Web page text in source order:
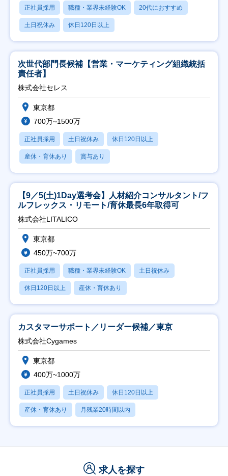
正社員採用 職種・業界未経験OK 20代におすすめ
土日祝休み 休日120日以上
次世代部門長候補【営業・マーケティング組織統括
責任者】
株式会社セレス
東京都
700万~1500万
正社員採用 土日祝休み 休日120日以上
産休・育休あり 賞与あり
【9／5(土)1Day選考会】人材紹介コンサルタント/フ
ルフレックス・リモート/育休最長6年取得可
株式会社LITALICO
東京都
450万~700万
正社員採用 職種・業界未経験OK 土日祝休み
休日120日以上 産休・育休あり
カスタマーサポート／リーダー候補／東京
株式会社Cygames
東京都
400万~1000万
正社員採用 土日祝休み 休日120日以上
産休・育休あり 月残業20時間以内
求人を探す